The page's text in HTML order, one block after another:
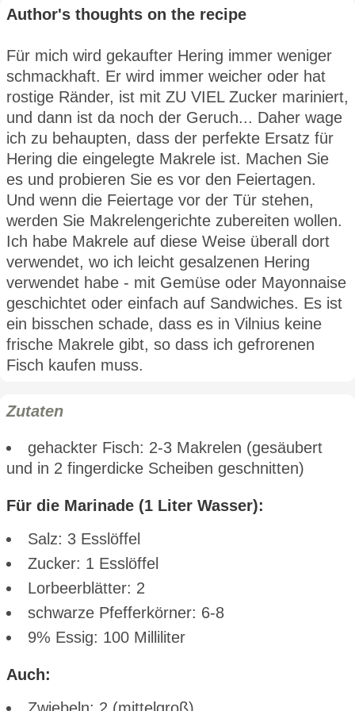
Author's thoughts on the recipe
Für mich wird gekaufter Hering immer weniger
schmackhaft. Er wird immer weicher oder hat
rostige Ränder, ist mit ZU VIEL Zucker mariniert,
und dann ist da noch der Geruch... Daher wage
ich zu behaupten, dass der perfekte Ersatz für
Hering die eingelegte Makrele ist. Machen Sie
es und probieren Sie es vor den Feiertagen.
Und wenn die Feiertage vor der Tür stehen,
werden Sie Makrelengerichte zubereiten wollen.
Ich habe Makrele auf diese Weise überall dort
verwendet, wo ich leicht gesalzenen Hering
verwendet habe - mit Gemüse oder Mayonnaise
geschichtet oder einfach auf Sandwiches. Es ist
ein bisschen schade, dass es in Vilnius keine
frische Makrele gibt, so dass ich gefrorenen
Fisch kaufen muss.
Zutaten
gehackter Fisch: 2-3 Makrelen (gesäubert
und in 2 fingerdicke Scheiben geschnitten)
Für die Marinade (1 Liter Wasser):
Salz: 3 Esslöffel
Zucker: 1 Esslöffel
Lorbeerblätter: 2
schwarze Pfefferkörner: 6-8
9% Essig: 100 Milliliter
Auch: